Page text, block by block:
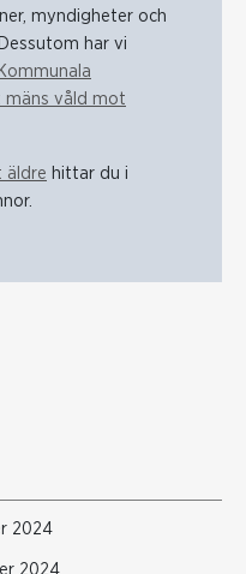
myndigheter och
har vi
Kommunala
våld mot
äldre hittar du i
2024
2024